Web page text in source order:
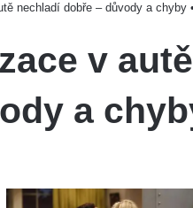
nechladí dobře – důvody a chyby •
v
a